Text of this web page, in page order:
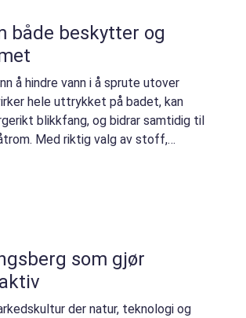
både beskytter og
å hindre vann i å sprute utover
hele uttrykket på badet, kan
blikkfang, og bidrar samtidig til
Med riktig valg av stoff,
som gjør
der natur, teknologi og